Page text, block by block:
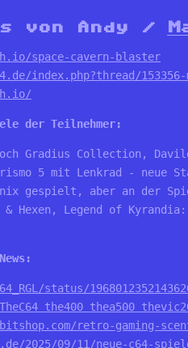
von Andy /
space-cavern-blaster
index.php?thread/153356-
der Teilnehmer:
Gradius Collection,
5 mit Lenkrad - neue
gespielt, aber an der
Hexen, Legend of Kyrandia:
status/
the400 thea500
retro-gaming-
2025/09/11/neue-c64-